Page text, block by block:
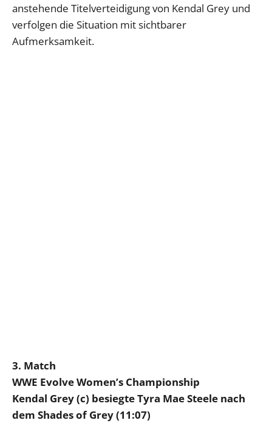
anstehende Titelverteidigung von Kendal Grey und
verfolgen die Situation mit sichtbarer
Aufmerksamkeit.
3. Match
WWE Evolve Women’s Championship
Kendal Grey (c) besiegte Tyra Mae Steele nach
dem Shades of Grey (11:07)